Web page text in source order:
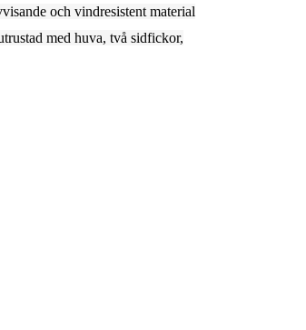
och vindresistent material
med huva, två sidfickor,